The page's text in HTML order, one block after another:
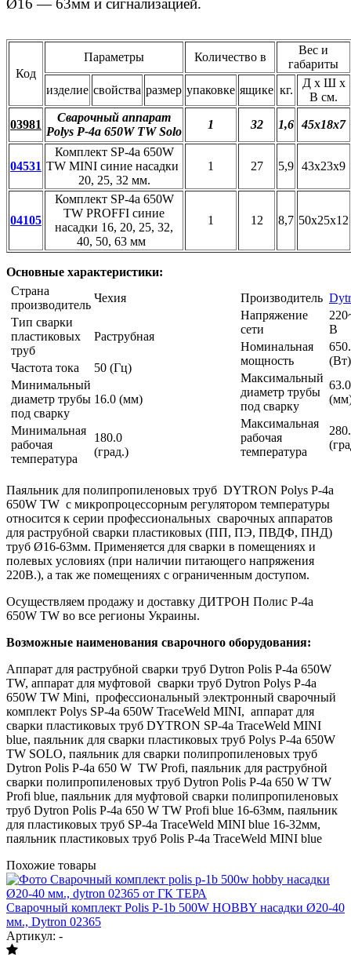
Ø16 ― 63мм и сигнализацией.
Код
Параметры Количество в
Вес и
габариты
изделие свойства размер упаковке ящике кг.
Д х Ш х
В см.
03981
Сварочный аппарат
Polys P-4а 650W TW Solo
1 32 1,6 45х18х7
04531
Комплект SP-4a 650W
TW MINI синие насадки
20, 25, 32 мм.
1 27 5,9 43х23х9
04105
Комплект SP-4a 650W
TW PROFFI синие
насадки 16, 20, 25, 32,
40, 50, 63 мм
1 12 8,7 50х25х12
Основные характеристики:
Страна
производитель
Чехия
Тип сварки
пластиковых
труб
Раструбная
Частота тока
50 (Гц)
Минимальный
диаметр трубы
под сварку
16.0 (мм)
Минимальная
рабочая
температура
180.0
(град.)
Производитель
Напряжение
сети
В
Номинальная
мощность
(Вт)
Максимальный
диаметр трубы
под сварку
63.0
Максимальная
рабочая
температура
Паяльник для полипропиленовых труб DYTRON Polys P-4a
650W TW с микропроцессорным регулятором температуры
относится к серии профессиональных сварочных аппаратов
для раструбной сварки пластиковых (ПП, ПЭ, ПВДФ, ПНД)
труб Ø16-63мм. Применяется для сварки в помещениях и
полевых условиях (при наличии питающего напряжения
220В.), а так же помещениях с ограниченным доступом.
Осуществляем продажу и доставку ДИТРОН Полис P-4a
650W TW во все регионы Украины.
Возможные наименования сварочного оборудования:
Аппарат для раструбной сварки труб Dytron Polis P-4a 650W
TW, аппарат для муфтовой сварки труб Dytron Polys P-4а
650W TW Mini, профессиональный электронный сварочный
комплект Polys SP-4a 650W TraceWeld MINI, аппарат для
сварки пластиковых труб DYTRON SP-4a TraceWeld MINI
blue, паяльник для сварки пластиковых труб Polys P-4a 650W
TW SOLO, паяльник для сварки полипропиленовых труб
Dytron Polis P-4a 650 W TW Profi, паяльник для раструбной
сварки полипропиленовых труб Dytron Polis P-4a 650 W TW
Profi blue, паяльник для муфтовой сварки полипропиленовых
труб Dytron Polis P-4a 650 W TW Profi blue 16-63мм, паяльник
для пластиковых труб SP-4a TraceWeld MINI blue 16-32мм,
паяльник пластиковых труб Polis P-4a TraceWeld MINI blue
Похожие товары
Сварочный комплект Polis P-1b 500W HOBBY насадки Ø20-40
мм., Dytron 02365
Артикул: -